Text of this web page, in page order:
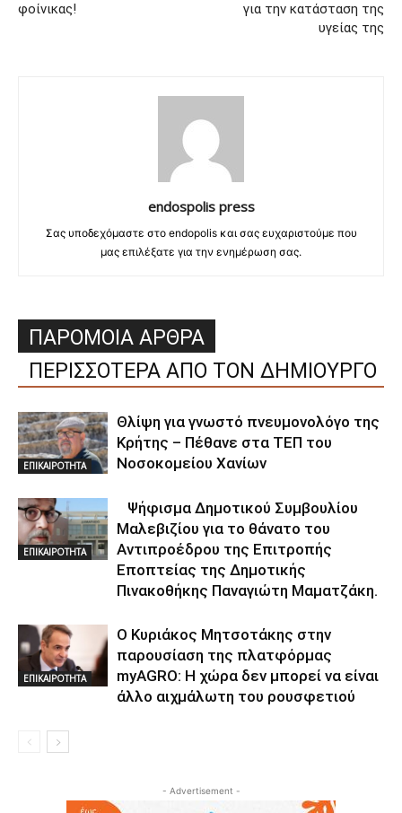
φοίνικας!
για την κατάσταση της
υγείας της
endospolis press
Σας υποδεχόμαστε στο endopolis και σας ευχαριστούμε που
μας επιλέξατε για την ενημέρωση σας.
ΠΑΡΟΜΟΙΑ ΑΡΘΡΑ
ΠΕΡΙΣΣΟΤΕΡΑ ΑΠΟ ΤΟΝ ΔΗΜΙΟΥΡΓΟ
ΕΠΙΚΑΙΡΟΤΗΤΑ
Θλίψη για γνωστό πνευμονολόγο της
Κρήτης – Πέθανε στα ΤΕΠ του
Νοσοκομείου Χανίων
ΕΠΙΚΑΙΡΟΤΗΤΑ
Ψήφισμα Δημοτικού Συμβουλίου
Μαλεβιζίου για το θάνατο του
Αντιπροέδρου της Επιτροπής
Εποπτείας της Δημοτικής
Πινακοθήκης Παναγιώτη Μαματζάκη.
ΕΠΙΚΑΙΡΟΤΗΤΑ
Ο Κυριάκος Μητσοτάκης στην
παρουσίαση της πλατφόρμας
myAGRO: Η χώρα δεν μπορεί να είναι
άλλο αιχμάλωτη του ρουσφετιού
- Advertisement -